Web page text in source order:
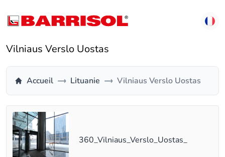
Vilniaus Verslo Uostas
Accueil Lituanie Vilniaus Verslo Uostas
360_Vilniaus_Verslo_Uostas_